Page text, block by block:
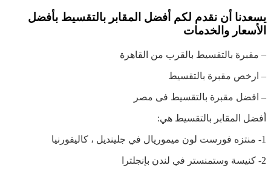
يسعدنا أن نقدم لكم أفضل المقابر بالتقسيط بأفضل
الأسعار والخدمات
– مقبرة بالتقسيط بالقرب من القاهرة
– ارخص مقبرة بالتقسيط
– افضل مقبرة بالتقسيط فى مصر
أفضل المقابر بالتقسيط هي:
1- منتزه فورست لون ميموريال في جلينديل ، كاليفورنيا
2- كنيسة وستمنستر في لندن بإنجلترا